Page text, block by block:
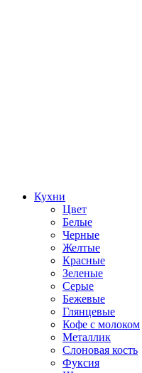
Кухни
Цвет
Белые
Черные
Желтые
Красные
Зеленые
Серые
Бежевые
Глянцевые
Кофе с молоком
Металлик
Слоновая кость
Фуксия